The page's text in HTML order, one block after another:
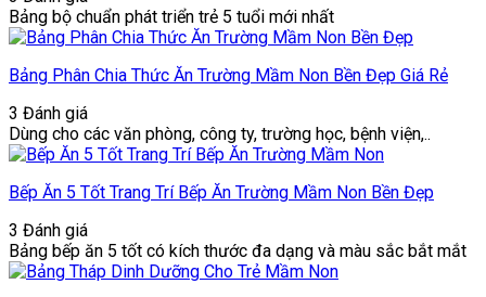
Bảng bộ chuẩn phát triển trẻ 5 tuổi mới nhất
Bảng Phân Chia Thức Ăn Trường Mầm Non Bền Đẹp Giá Rẻ
3 Đánh giá
Dùng cho các văn phòng, công ty, trường học, bệnh viện,..
Bếp Ăn 5 Tốt Trang Trí Bếp Ăn Trường Mầm Non Bền Đẹp
3 Đánh giá
Bảng bếp ăn 5 tốt có kích thước đa dạng và màu sắc bắt mắt